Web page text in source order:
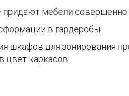
мебели совершенно
в гардеробы
шкафов для зонирования
цвет каркасов